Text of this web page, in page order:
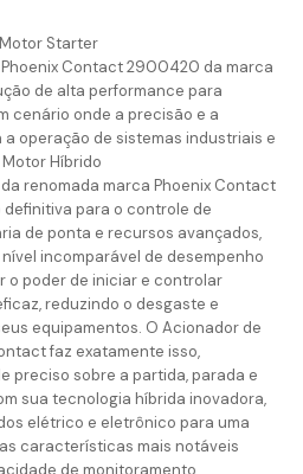
Starter
Phoenix Contact 2900420 da marca
de alta performance para
cenário onde a precisão e a
operação de sistemas industriais e
Híbrido
da renomada marca Phoenix Contact
para o controle de
de ponta e recursos avançados,
incomparável de desempenho
o poder de iniciar e controlar
reduzindo o desgaste e
equipamentos. O Acionador de
faz exatamente isso,
preciso sobre a partida, parada e
sua tecnologia híbrida inovadora,
elétrico e eletrônico para uma
características mais notáveis
de monitoramento